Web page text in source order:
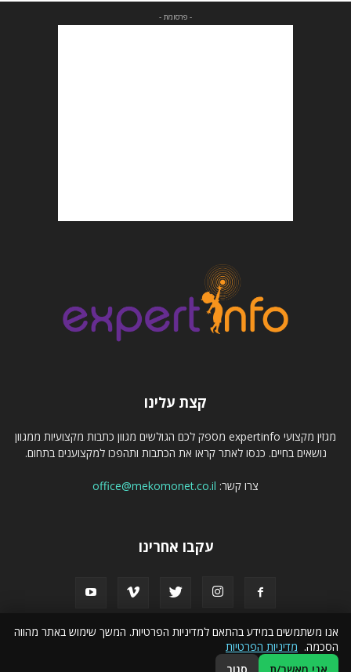
- פרסומת -
קצת עלינו
מגזין מקצועי expertinfo מספק לכם הגולשים מגוון כתבות מקצועיות ממגוון
נושאים בחיים. כנסו לאתר קראו את הכתבות ותהפכו למקצוענים בתחום.
צרו קשר: office@mekomonet.co.il
עקבו אחרינו
מחפשים כותבים פרסמו אצלנו
אנו משתמשים במידע בהתאם למדיניות הפרטיות. המשך שימוש באתר מהווה
הסכמה. מדיניות הפרטיות